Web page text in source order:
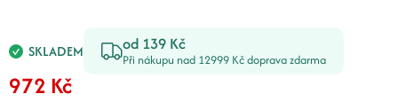
SKLADEM od 139 Kč
Při nákupu nad 12999 Kč doprava zdarma
972 Kč